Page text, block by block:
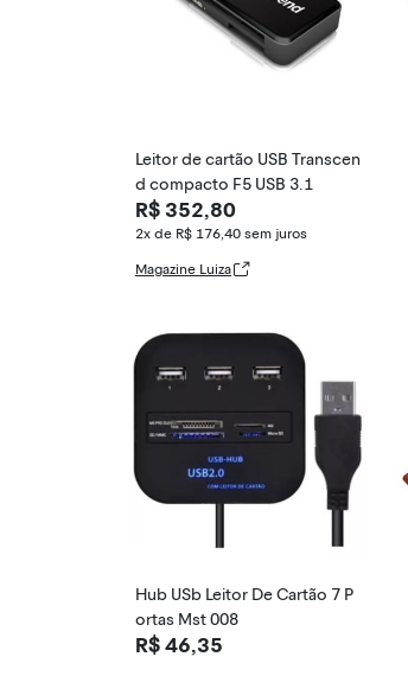
Leitor de cartão USB Transcen
d compacto F5 USB 3.1
R$ 352,80
2x de R$ 176,40 sem juros
Magazine Luiza
Hub USb Leitor De Cartão 7 P
ortas Mst 008
R$ 46,35